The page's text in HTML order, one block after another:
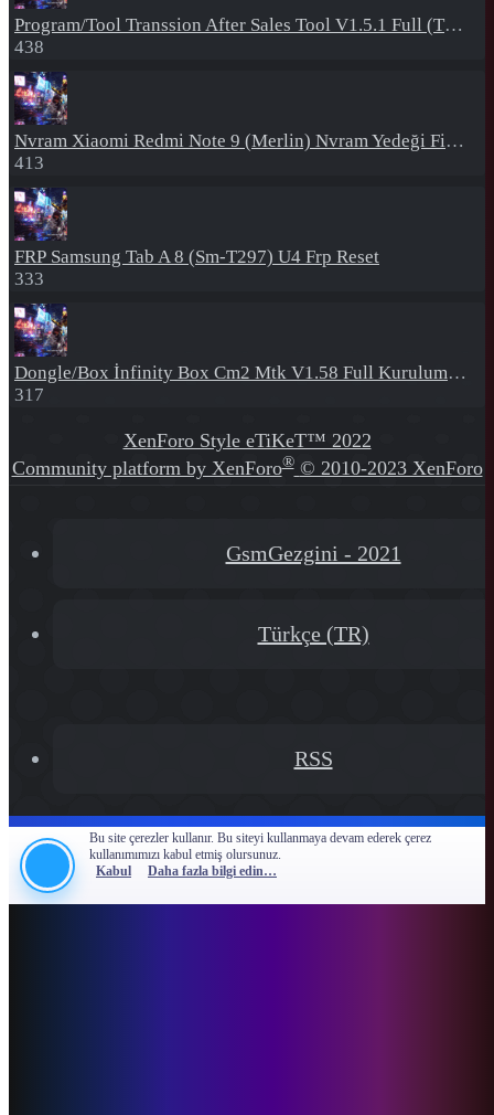
Program/Tool Transsion After Sales Tool V1.5.1 Full (Tüm Mtk Işlemcili Cihazları Meta Moda Alma)
438
Nvram Xiaomi Redmi Note 9 (Merlin) Nvram Yedeği Fix Nv By Dft Pro
413
FRP Samsung Tab A 8 (Sm-T297) U4 Frp Reset
333
Dongle/Box İnfinity Box Cm2 Mtk V1.58 Full Kurulum+Crack
317
XenForo Style eTiKeT™ 2022
Community platform by XenForo® © 2010-2023 XenForo
GsmGezgini - 2021
Türkçe (TR)
RSS
Bu site çerezler kullanır. Bu siteyi kullanmaya devam ederek çerez
kullanımımızı kabul etmiş olursunuz.
Kabul
Daha fazla bilgi edin…